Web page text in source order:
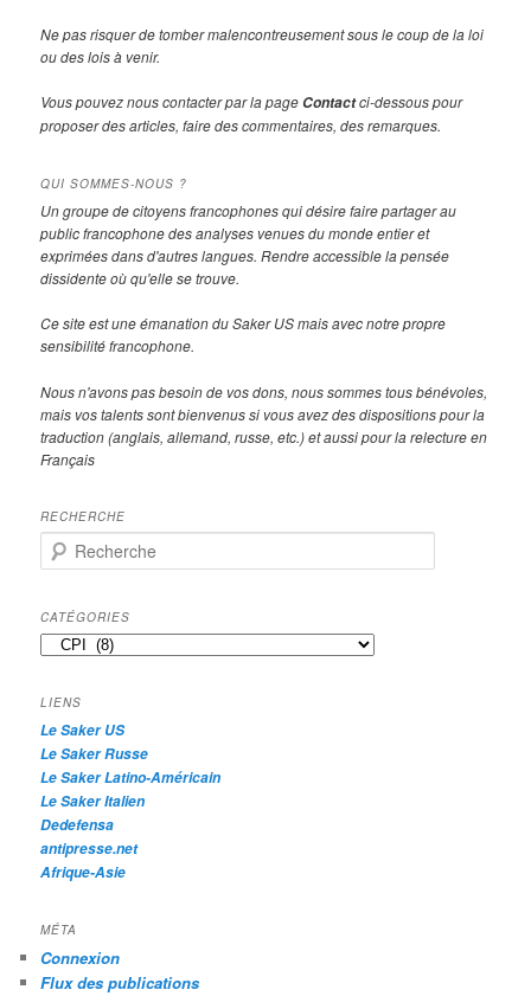
Ne pas risquer de tomber malencontreusement sous le coup de la loi
ou des lois à venir.
Vous pouvez nous contacter par la page Contactci-dessous pour
proposer des articles, faire des commentaires, des remarques.
QUI SOMMES-NOUS ?
Un groupe de citoyens francophones qui désire faire partager au
public francophone des analyses venues du monde entier et
exprimées dans d'autres langues. Rendre accessible la pensée
dissidente où qu'elle se trouve.
Ce site est une émanation du Saker US mais avec notre propre
sensibilité francophone.
Nous n'avons pas besoin de vos dons, nous sommes tous bénévoles,
mais vos talents sont bienvenus si vous avez des dispositions pour la
traduction (anglais, allemand, russe, etc.) et aussi pour la relecture en
Français
RECHERCHE
e
h
e
r
h
e
CATÉGORIES
Catégories
LIENS
Le Saker US
Le Saker Russe
Le Saker Latino-Américain
Le Saker Italien
Dedefensa
antipresse.net
Afrique-Asie
MÉTA
Connexion
Flux des publications